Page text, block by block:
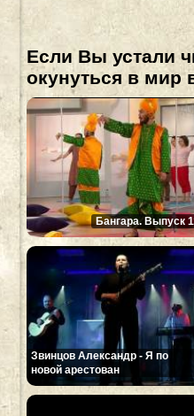
Если Вы устали
окунуться в мир
Бангара. Выпуск
Звинцов Александр - Я по
новой арестован